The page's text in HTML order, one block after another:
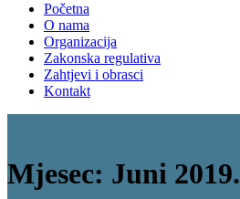
Početna
O nama
Organizacija
Zakonska regulativa
Zahtjevi i obrasci
Kontakt
Mjesec: Juni 2019.